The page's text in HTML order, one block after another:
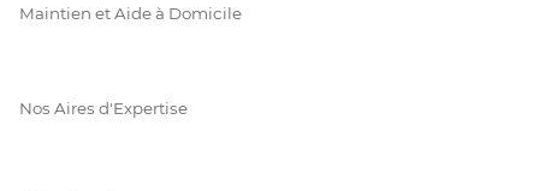
Maintien et Aide à Domicile
Nos Aires d'Expertise